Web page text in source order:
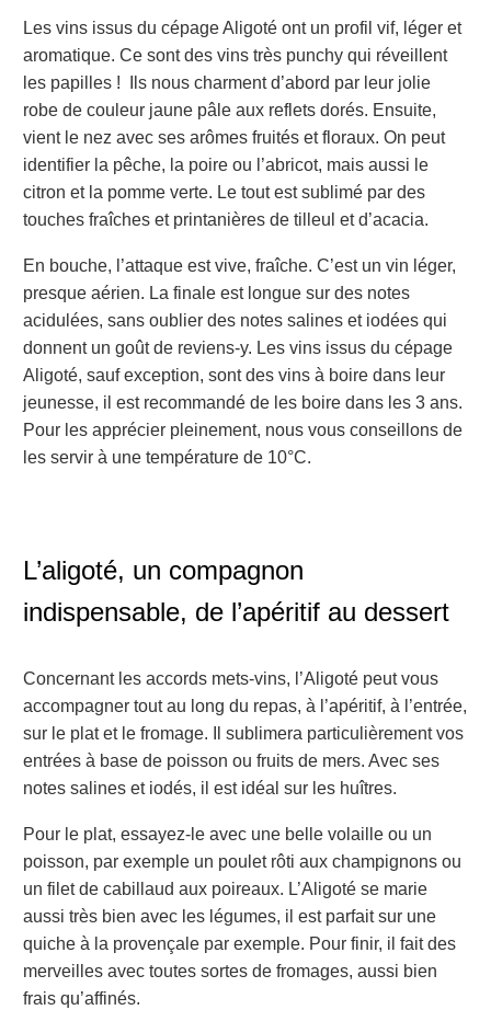
Les vins issus du cépage Aligoté ont un profil vif, léger et
aromatique. Ce sont des vins très punchy qui réveillent
les papilles ! Ils nous charment d’abord par leur jolie
robe de couleur jaune pâle aux reflets dorés. Ensuite,
vient le nez avec ses arômes fruités et floraux. On peut
identifier la pêche, la poire ou l’abricot, mais aussi le
citron et la pomme verte. Le tout est sublimé par des
touches fraîches et printanières de tilleul et d’acacia.
En bouche, l’attaque est vive, fraîche. C’est un vin léger,
presque aérien. La finale est longue sur des notes
acidulées, sans oublier des notes salines et iodées qui
donnent un goût de reviens-y. Les vins issus du cépage
Aligoté, sauf exception, sont des vins à boire dans leur
jeunesse, il est recommandé de les boire dans les 3 ans.
Pour les apprécier pleinement, nous vous conseillons de
les servir à une température de 10°C.
L’aligoté, un compagnon
indispensable, de l’apéritif au dessert
Concernant les accords mets-vins, l’Aligoté peut vous
accompagner tout au long du repas, à l’apéritif, à l’entrée,
sur le plat et le fromage. Il sublimera particulièrement vos
entrées à base de poisson ou fruits de mers. Avec ses
notes salines et iodés, il est idéal sur les huîtres.
Pour le plat, essayez-le avec une belle volaille ou un
poisson, par exemple un poulet rôti aux champignons ou
un filet de cabillaud aux poireaux. L’Aligoté se marie
aussi très bien avec les légumes, il est parfait sur une
quiche à la provençale par exemple. Pour finir, il fait des
merveilles avec toutes sortes de fromages, aussi bien
frais qu’affinés.